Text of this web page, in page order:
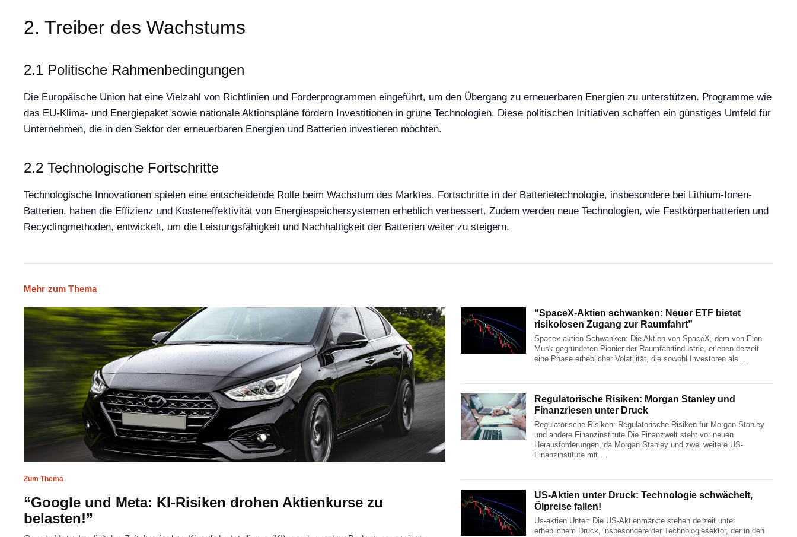
2. Treiber des Wachstums
2.1 Politische Rahmenbedingungen
Die Europäische Union hat eine Vielzahl von Richtlinien und Förderprogrammen eingeführt, um den Übergang zu erneuerbaren Energien zu unterstützen. Programme wie
das EU-Klima- und Energiepaket sowie nationale Aktionspläne fördern Investitionen in grüne Technologien. Diese politischen Initiativen schaffen ein günstiges Umfeld für
Unternehmen, die in den Sektor der erneuerbaren Energien und Batterien investieren möchten.
2.2 Technologische Fortschritte
Technologische Innovationen spielen eine entscheidende Rolle beim Wachstum des Marktes. Fortschritte in der Batterietechnologie, insbesondere bei Lithium-Ionen-
Batterien, haben die Effizienz und Kosteneffektivität von Energiespeichersystemen erheblich verbessert. Zudem werden neue Technologien, wie Festkörperbatterien und
Recyclingmethoden, entwickelt, um die Leistungsfähigkeit und Nachhaltigkeit der Batterien weiter zu steigern.
Mehr zum Thema
Zum Thema
“Google und Meta: KI-Risiken drohen Aktienkurse zu
belasten!”
“SpaceX-Aktien schwanken: Neuer ETF bietet
risikolosen Zugang zur Raumfahrt”
Spacex-aktien Schwanken: Die Aktien von SpaceX, dem von Elon
Musk gegründeten Pionier der Raumfahrtindustrie, erleben derzeit
eine Phase erheblicher Volatilität, die sowohl Investoren als …
Regulatorische Risiken: Morgan Stanley und
Finanzriesen unter Druck
Regulatorische Risiken: Regulatorische Risiken für Morgan Stanley
und andere Finanzinstitute Die Finanzwelt steht vor neuen
Herausforderungen, da Morgan Stanley und zwei weitere US-
Finanzinstitute mit …
US-Aktien unter Druck: Technologie schwächelt,
Ölpreise fallen!
Us-aktien Unter: Die US-Aktienmärkte stehen derzeit unter
erheblichem Druck, insbesondere der Technologiesektor, der in den